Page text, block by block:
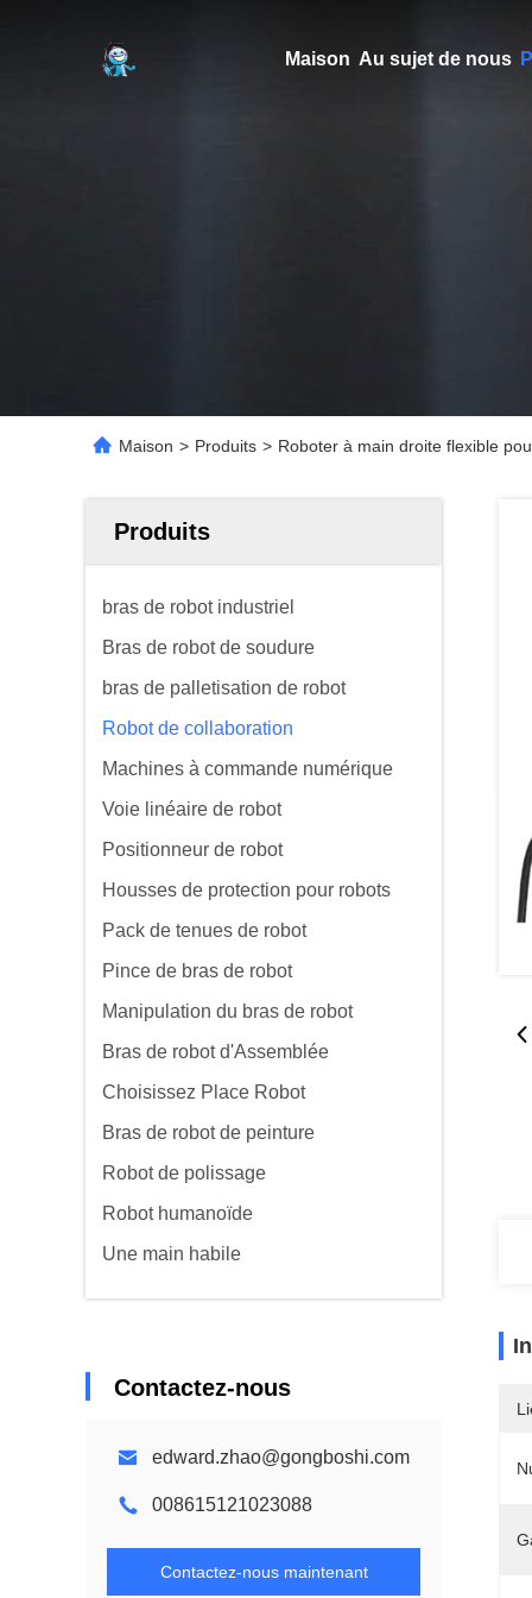
Maison Au sujet de nous
Maison > Produits > Roboter à main droite flexible
Produits
bras de robot industriel
Bras de robot de soudure
bras de palletisation de robot
Robot de collaboration
Machines à commande numérique
Voie linéaire de robot
Positionneur de robot
Housses de protection pour robots
Pack de tenues de robot
Pince de bras de robot
Manipulation du bras de robot
Bras de robot d'Assemblée
Choisissez Place Robot
Bras de robot de peinture
Robot de polissage
Robot humanoïde
Une main habile
Contactez-nous
edward.zhao@gongboshi.com
008615121023088
Contactez-nous maintenant